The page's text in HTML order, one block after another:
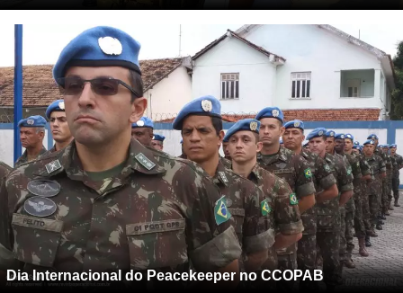
Dia Internacional do Peacekeeper no CCOPAB